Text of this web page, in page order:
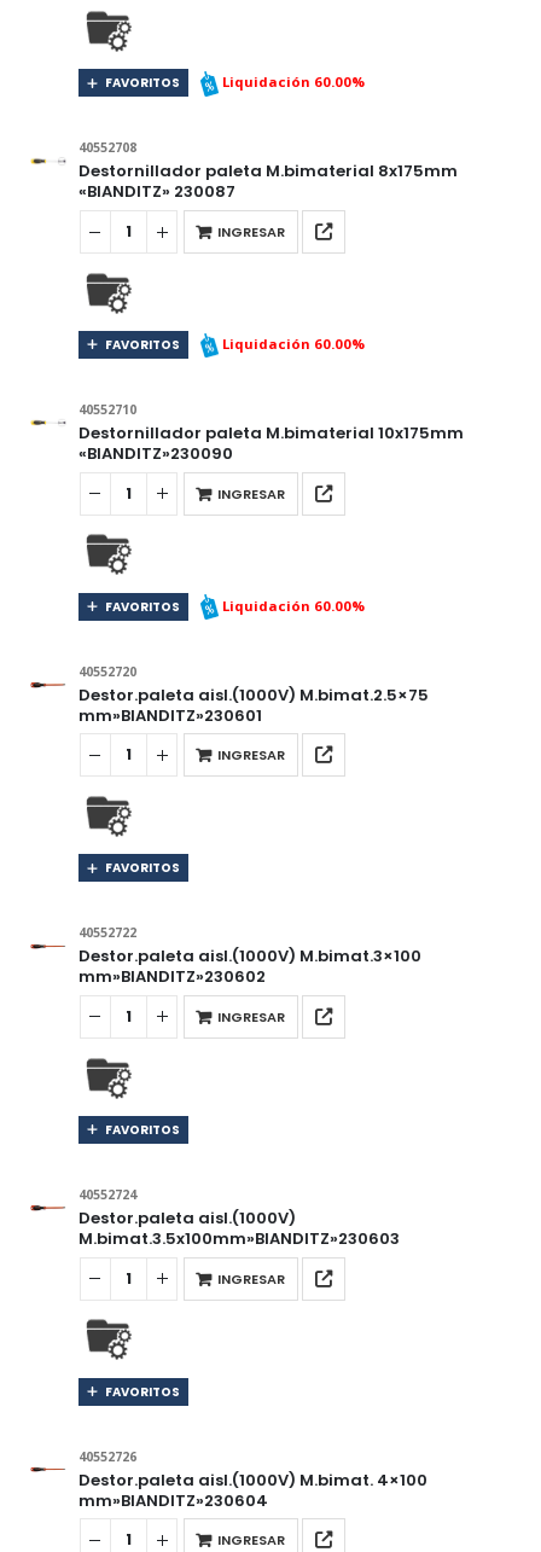
FAVORITOS Liquidación 60.00%
40552708
Destornillador paleta M.bimaterial 8x175mm
«BIANDITZ» 230087
INGRESAR
FAVORITOS Liquidación 60.00%
40552710
Destornillador paleta M.bimaterial 10x175mm
«BIANDITZ»230090
INGRESAR
FAVORITOS Liquidación 60.00%
40552720
Destor.paleta aisl.(1000V) M.bimat.2.5×75
mm»BIANDITZ»230601
INGRESAR
FAVORITOS
40552722
Destor.paleta aisl.(1000V) M.bimat.3×100
mm»BIANDITZ»230602
INGRESAR
FAVORITOS
40552724
Destor.paleta aisl.(1000V)
M.bimat.3.5x100mm»BIANDITZ»230603
INGRESAR
FAVORITOS
40552726
Destor.paleta aisl.(1000V) M.bimat. 4×100
mm»BIANDITZ»230604
INGRESAR